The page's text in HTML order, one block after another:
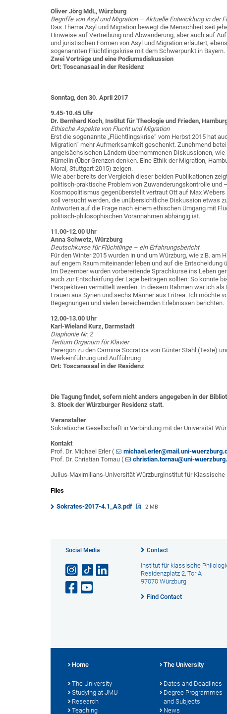
Oliver Jörg MdL, Würzburg
Begriffe von Asyl und Migration – Aktuelle Entwicklung in der
Das Thema Asyl und Migration bewegt die Menschheit seit
Hinweise auf Vertreibung und Abwanderung, aber auch auf
und juristischen Formen von Asyl und Migration erläutert,
sogenannten Flüchtlingskrise mit dem Schwerpunkt in Bayern.
Zwei Vorträge und eine Podiumsdiskussion
Ort: Toscanasaal in der Residenz
Sonntag, den 30. April 2017
9.45-10.45 Uhr
Dr. Bernhard Koch, Institut für Theologie und Frieden,
Ethische Aspekte von Flucht und Migration
Erst die sogenannte „Flüchtlingskrise“ vom Herbst 2015 hat
Migration“ mehr Aufmerksamkeit geschenkt. Zunehmend
angelsächsischen Ländern übernommenen Diskussionen,
Rümelin (Über Grenzen denken. Eine Ethik der Migration,
Moral, Stuttgart 2015) zeigen.
Wie aber bereits der Vergleich dieser beiden Publikationen
politisch-praktische Problem von Zuwanderungskontrolle und
Kosmopolitismus gegenüberstellt vertraut Ott auf Max
soll versucht werden, die unübersichtliche Diskussion etwas
Antworten auf die Frage nach einem ethischen Umgang mit
politisch-philosophischen Vorannahmen abhängig ist.
11.00-12.00 Uhr
Anna Schwetz, Würzburg
Deutschkurse für Flüchtlinge – ein Erfahrungsbericht
Für den Winter 2015 wurden in und um Würzburg, wie z.B.
auf engem Raum miteinander leben und auf die
Im Dezember wurden vorbereitende Sprachkurse ins Leben
auch zur Entschärfung der Lage beitragen sollten: So konnte
Perspektiven vermittelt werden. In diesem Rahmen war ich
Frauen aus Syrien und sechs Männer aus Eritrea. Ich
Begegnungen und vielen bereichernden Erlebnissen berichten.
12.00-13.00 Uhr
Karl-Wieland Kurz, Darmstadt
Diaphonie Nr. 2
Tertium Organum für Klavier
Parergon zu den Carmina Socratica von Günter Stahl (Texte)
Werkeinführung und Aufführung
Ort: Toscanasaal in der Residenz
Die Tagung findet, sofern nicht anders angegeben in der
3. Stock der Würzburger Residenz statt.
Veranstalter
Sokratische Gesellschaft in Verbindung mit der Universität
Kontakt
Prof. Dr. Michael Erler (
michael.erler@mail.uni-
Prof. Dr. Christian Tornau (
christian.tornau@uni-
Julius-Maximilians-Universität WürzburgInstitut für Klassische
Files
Sokrates-2017-4.1_A3.pdf 2 MB
Social Media Contact
Institut für klassische
Residenzplatz 2, Tor A
97070 Würzburg
Find Contact
Home
The University
Studying at JMU
Research
Teaching
The University
Dates and Deadlines
Degree Programmes
and Subjects
News